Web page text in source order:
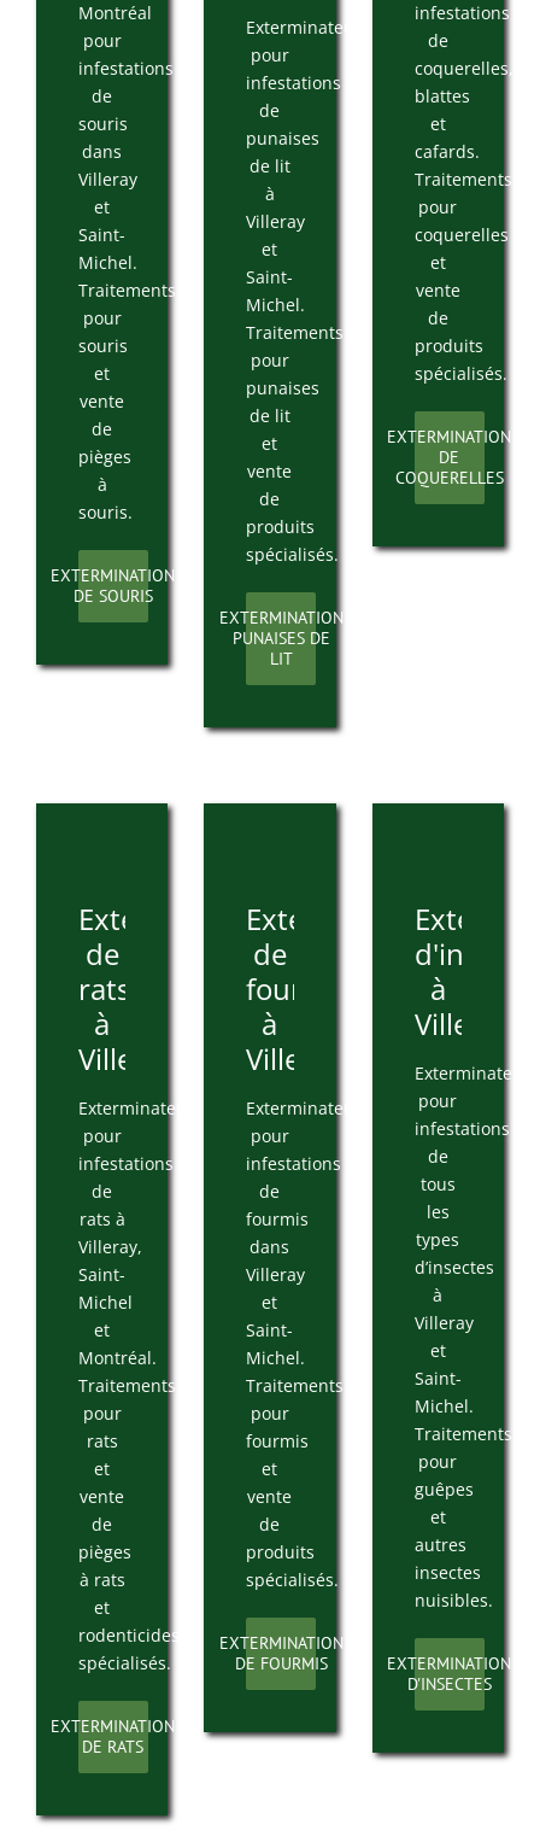
Montréal
pour
infestations
de
souris
dans
Villeray
et
Saint-
Michel.
Traitements
pour
souris
et
vente
de
pièges
à
souris.
EXTERMINATION
DE SOURIS
Exterminateur
pour
infestations
de
punaises
de lit
à
Villeray
et
Saint-
Michel.
Traitements
pour
punaises
de lit
et
vente
de
produits
spécialisés.
EXTERMINATION
PUNAISES DE
LIT
infestations
de
coquerelles,
blattes
et
cafards.
Traitements
pour
coquerelles
et
vente
de
produits
spécialisés.
EXTERMINATION
DE
COQUERELLES
Extermination
de
rats
à
Villeray
Exterminateur
pour
infestations
de
rats à
Villeray,
Saint-
Michel
et
Montréal.
Traitements
pour
rats
et
vente
de
pièges
à rats
et
rodenticides
spécialisés.
EXTERMINATION
DE RATS
Extermination
de
fourmis
à
Villeray
Exterminateur
pour
infestations
de
fourmis
dans
Villeray
et
Saint-
Michel.
Traitements
pour
fourmis
et
vente
de
produits
spécialisés.
EXTERMINATION
DE FOURMIS
à
Villeray
Exterminateur
pour
infestations
de
tous
les
types
d’insectes
à
Villeray
et
Saint-
Michel.
Traitements
pour
guêpes
et
autres
insectes
nuisibles.
EXTERMINATION
D'INSECTES